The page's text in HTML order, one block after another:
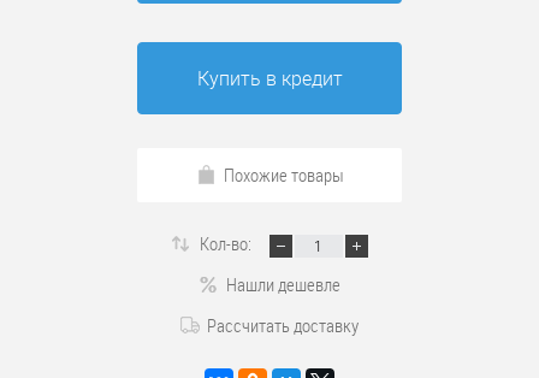
Купить в кредит
Похожие товары
Кол-во:
Нашли дешевле
Рассчитать доставку